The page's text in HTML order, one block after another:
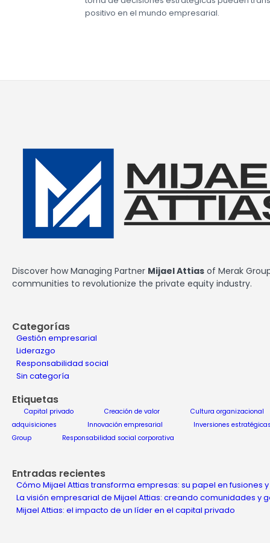
positivo en el mundo empresarial.
Discover how Managing Partner Mijael Attias of Merak
communities to revolutionize the private equity industry.
Categorías
Gestión empresarial
Liderazgo
Responsabilidad social
Sin categoría
Etiquetas
Capital privado Creación de valor
Cultura organizacional
adquisiciones
Innovación empresarial
Inversiones
Group
Responsabilidad social corporativa
Entradas recientes
Cómo Mijael Attias transforma empresas: su papel en fusiones
La visión empresarial de Mijael Attias: creando comunidades y
Mijael Attias: el impacto de un líder en el capital privado